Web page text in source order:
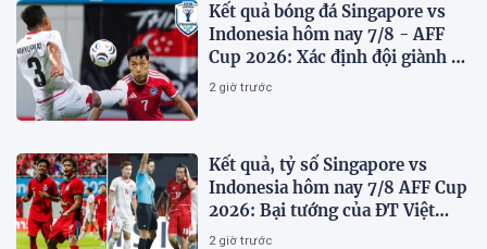
Kết quả bóng đá Singapore vs
Indonesia hôm nay 7/8 - AFF
Cup 2026: Xác định đội giành vé
Bán kết
2 giờ trước
Kết quả, tỷ số Singapore vs
Indonesia hôm nay 7/8 AFF Cup
2026: Bại tướng của ĐT Việt
nam dừng bước sớm
2 giờ trước